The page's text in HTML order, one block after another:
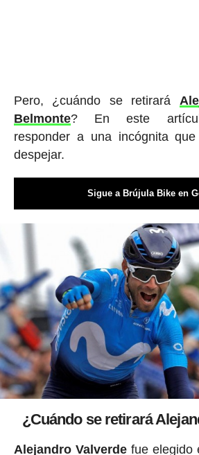
Pero, ¿cuándo se retirará
Belmonte? En este
responder a una incógnita
despejar.
Sigue a Brújula Bike en
¿Cuándo se retirará
Alejandro Valverdefue elegido